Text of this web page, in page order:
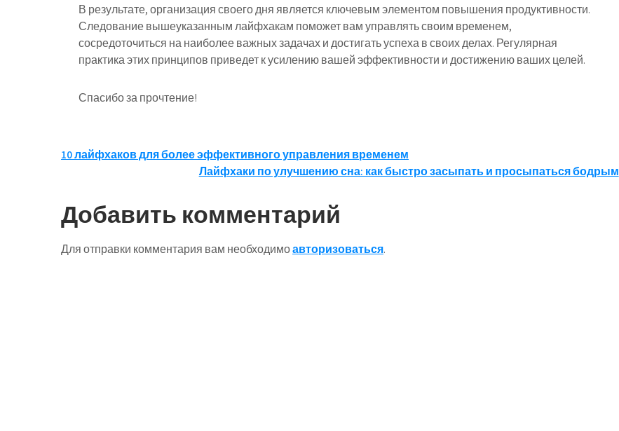
В результате, организация своего дня является ключевым элементом повышения продуктивности.
Следование вышеуказанным лайфхакам поможет вам управлять своим временем,
сосредоточиться на наиболее важных задачах и достигать успеха в своих делах. Регулярная
практика этих принципов приведет к усилению вашей эффективности и достижению ваших целей.
Спасибо за прочтение!
Навигация
записям
10 лайфхаков для более эффективного управления временем
Лайфхаки по улучшению сна: как быстро засыпать и просыпаться бодрым
Добавить комментарий
Для отправки комментария вам необходимоавторизоваться.